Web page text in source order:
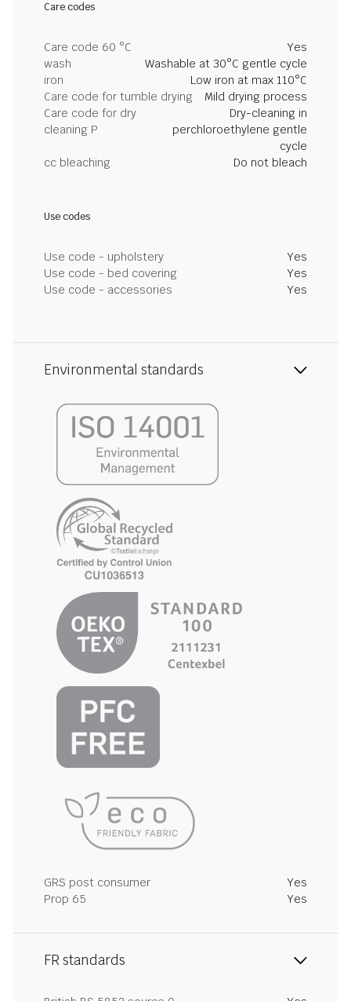
Care codes
Care code 60 °C
Yes
wash
Washable at 30°C gentle cycle
iron
Low iron at max 110°C
Care code for tumble drying
Mild drying process
Care code for dry
cleaning P
Dry-cleaning in
perchloroethylene gentle
cycle
cc bleaching
Do not bleach
Use codes
Use code - upholstery
Yes
Use code - bed covering
Yes
Use code - accessories
Yes
Environmental standards
GRS post consumer
Yes
Prop 65
Yes
FR standards